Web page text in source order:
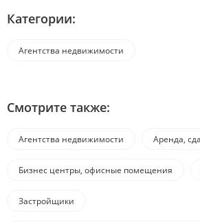
Категории:
Агентства недвижимости
Смотрите также:
Агентства недвижимости Аренда,
Бизнес центры, офисные помещения
Застройщики